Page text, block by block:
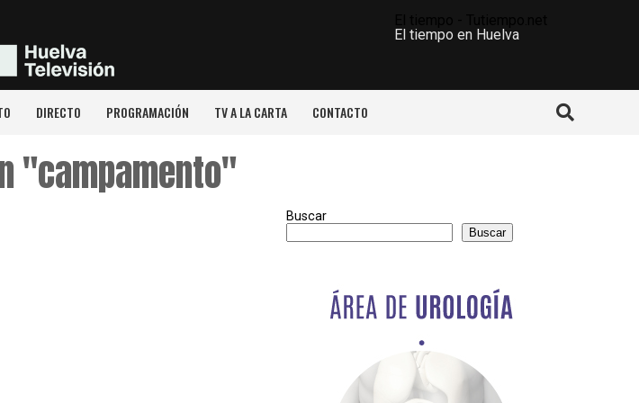
El tiempo en Huelva
DIRECTO PROGRAMACIÓN TV A LA CARTA CONTACTO
"campamento"
Buscar
Buscar